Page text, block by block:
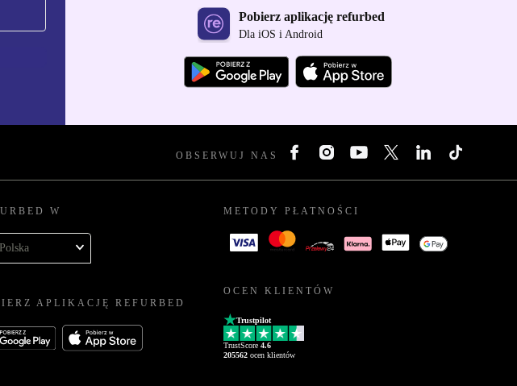
Pobierz aplikację refurbed
Dla iOS i Android
OBSERWUJ NAS
W
Polska
APLIKACJĘ REFURBED
METODY PŁATNOŚCI
OCEN KLIENTÓW
Trustpilot
TrustScore 4.6
205562 ocen klientów